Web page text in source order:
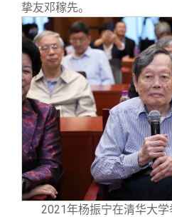
挚友邓稼先。
2021年杨振宁在清华大